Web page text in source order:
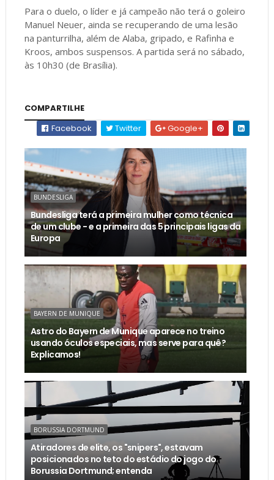
Para o duelo, o líder e já campeão não terá o goleiro
Manuel Neuer, ainda se recuperando de uma lesão
na panturrilha, além de Alaba, gripado, e Rafinha e
Kroos, ambos suspensos. A partida será no sábado,
às 10h30 (de Brasília).
COMPARTILHE
Facebook
Twitter Google+
BUNDESLIGA
Bundesliga terá a primeira mulher como técnica
de um clube - e a primeira das 5 principais ligas da
Europa
BAYERN DE MUNIQUE
Astro do Bayern de Munique aparece no treino
usando óculos especiais, mas serve para quê?
Explicamos!
BORUSSIA DORTMUND
Atiradores de elite, os "snipers", estavam
posicionados no teto do estádio do jogo do
Borussia Dortmund; entenda